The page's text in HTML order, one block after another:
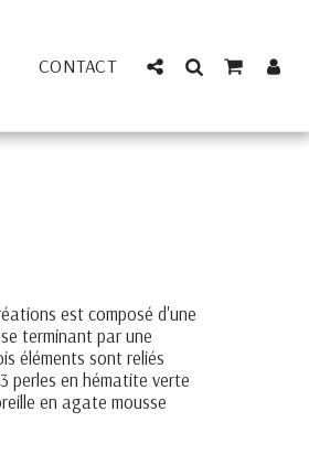
CONTACT
est composé d'une
terminant par une
éléments sont reliés
perles en hématite verte
en agate mousse